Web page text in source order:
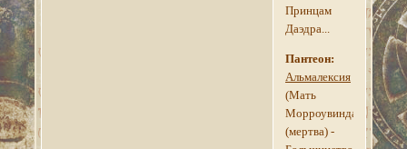
Принцам
Даэдра...
Пантеон:
Альмалексия
(Мать
Морроувинда)
(мертва) -